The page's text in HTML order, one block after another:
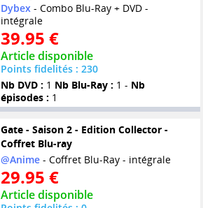
Dybex - Combo Blu-Ray + DVD -
intégrale
39.95 €
Article disponible
Points fidelités : 230
Nb DVD : 1 Nb Blu-Ray : 1 - Nb
épisodes : 1
Gate - Saison 2 - Edition Collector -
Coffret Blu-ray
@Anime- Coffret Blu-Ray - intégrale
29.95 €
Article disponible